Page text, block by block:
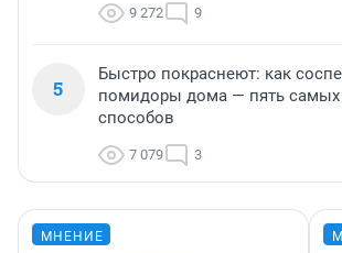
9 272 9
5
Быстро покраснеют: как
помидоры дома — пять
способов
7 079 3
МНЕНИЕ